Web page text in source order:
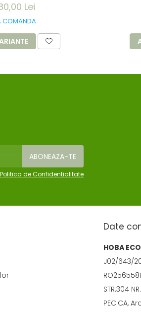
alb
Lei
COMANDA
Politica de Confidentialitate
Date
HOBA
J02/643/
STR.304
PECICA,